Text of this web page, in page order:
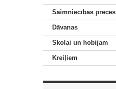
Saimniecības preces
Dāvanas
Skolai un hobijam
Kreiļiem